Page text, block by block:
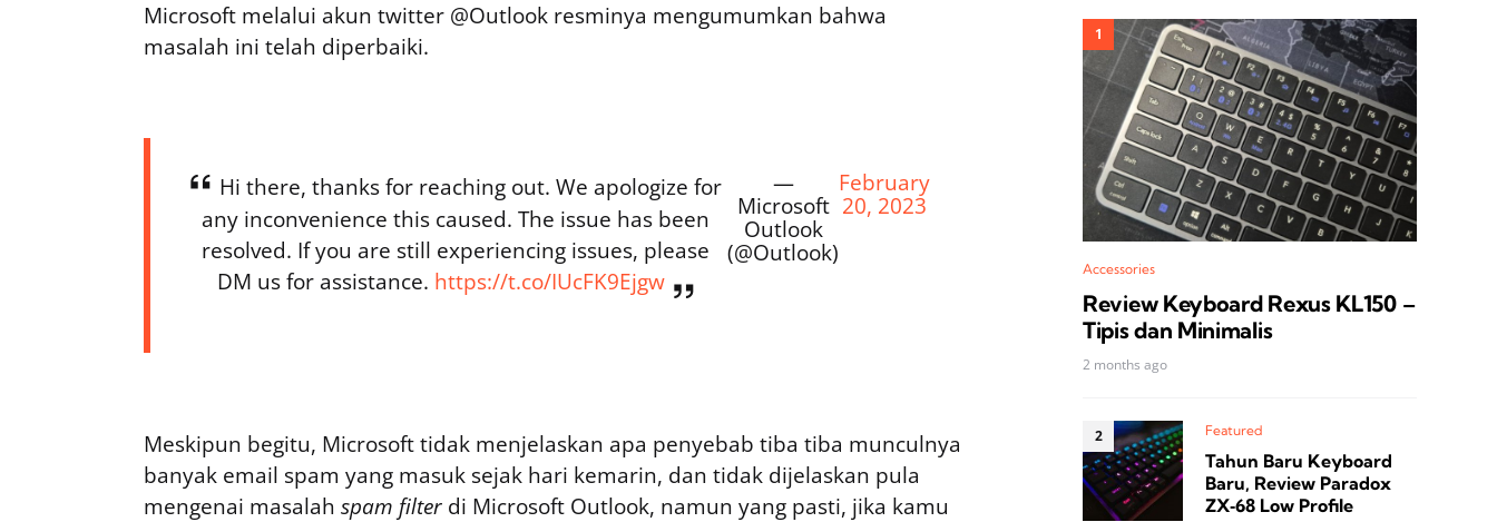
Microsoft melalui akun twitter @Outlook resminya mengumumkan bahwa
masalah ini telah diperbaiki.
Hi there, thanks for reaching out. We apologize for
any inconvenience this caused. The issue has been
resolved. If you are still experiencing issues, please
DM us for assistance. https://t.co/IUcFK9Ejgw
—
Microsoft
Outlook
(@Outlook)
February
20, 2023
Meskipun begitu, Microsoft tidak menjelaskan apa penyebab tiba tiba munculnya
banyak email spam yang masuk sejak hari kemarin, dan tidak dijelaskan pula
mengenai masalah spam filter di Microsoft Outlook, namun yang pasti, jika kamu
Accessories
Review Keyboard Rexus KL150 –
Tipis dan Minimalis
2 months ago
Featured
Tahun Baru Keyboard
Baru, Review Paradox
ZX‑68 Low Profile